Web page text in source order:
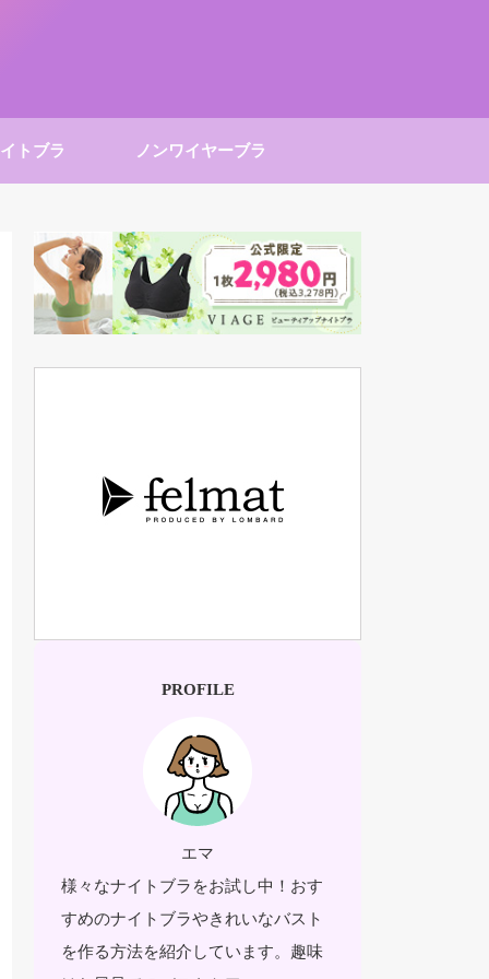
トブラ ノンワイヤーブラ
PROFILE
エマ
様々なナイトブラをお試し中！おす
すめのナイトブラやきれいなバスト
を作る方法を紹介しています。趣味